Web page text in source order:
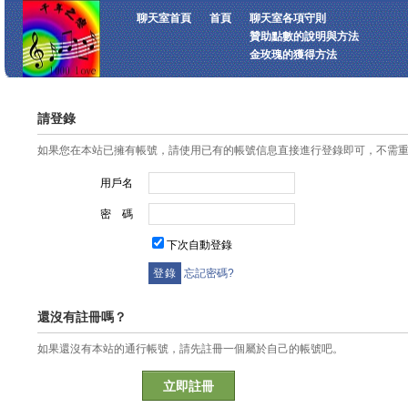
聊天室首頁 首頁
聊天室各項守則
贊助點數的說明與方法
金玫瑰的獲得方法
請登錄
如果您在本站已擁有帳號，請使用已有的帳號信息直接進行登錄即可，不需
用戶名
密 碼
下次自動登錄
忘記密碼?
還沒有註冊嗎？
如果還沒有本站的通行帳號，請先註冊一個屬於自己的帳號吧。
立即註冊